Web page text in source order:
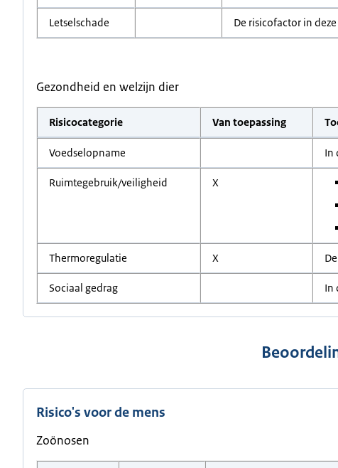
Letselschade De risicofactor in
Gezondheid en welzijn dier
Risicocategorie Van toepassing
Voedselopname In
Ruimtegebruik/veiligheid X
Thermoregulatie X
Sociaal gedrag In
Risico's voor de mens
Zoönosen